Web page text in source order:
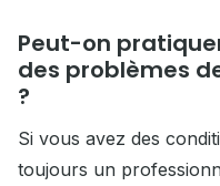
Peut-on
des problèmes
?
Si vous avez des
toujours un